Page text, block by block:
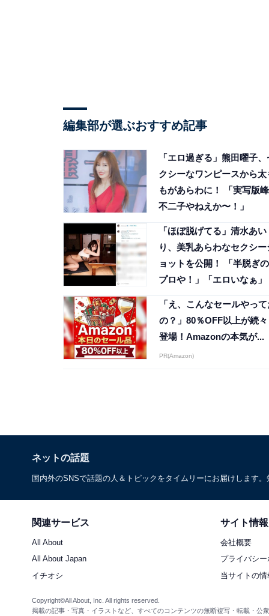
編集部が選ぶおすすめ記事
「エロ過ぎる」熊田曜子、
クシーなワンピースから太
もがあらわに！ 「実写版峰
不二子やねえか〜！」
「ほぼ脱げてる」清水あい
り、美乳あらわなセクシー
ョットを公開！ 「半脱ぎの
プロや！」「エロいなぁ」
「え、こんなセールやって
の？」80％OFF以上が続々
登場！Amazonの本気が...
PR(Amazon)
ネットの話題
国内外のSNSで話題の人＆トピックをタイムリーにお届けします
関連サービス
All About
All About Japan
イチオシ
サイト情報
会社概要
プライバシ
当サイトの
Copyright©All About, Inc. All rights reserved.
掲載の記事・写真・イラストなど、すべてのコンテンツの無断複写・転載・公衆